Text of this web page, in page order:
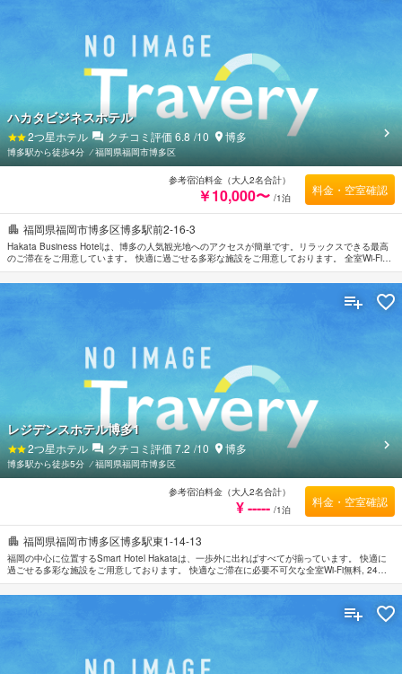
福岡県福岡市博多区博多駅前2-16-3
Hakata Business Hotelは、博多の人気観光地へのアクセスが簡単です。リラックスできる最高
のご滞在をご用意しています。 快適に過ごせる多彩な施設をご用意しております。 全室Wi-Fi無
料, ビジネスセンター（FAX/写真コピー）などの館内施設を思う存分ご活用ください。 お部屋に
はお客様の快適な睡眠をサポートするための設備を整えております。無料Wi-Fi , 禁煙/喫煙ポリ
シー：全室禁煙などを備えたお部屋もご用意しています。 ご滞在をより楽しくお過ごしいただ
くため、マッサージなどのリラクゼーションサービスを完備しています。 福岡市内中心に位置
ハカタビジネスホテル
2つ星ホテル クチコミ評価6.8 /10 博多
博多駅から徒歩4分 ⁄福岡県福岡市博多区
参考宿泊料金（大人2名合計）
￥10,000〜 /1泊
料金・空室確認
福岡県福岡市博多区博多駅東1-14-13
福岡の中心に位置するSmart Hotel Hakataは、一歩外に出ればすべてが揃っています。 快適に
過ごせる多彩な施設をご用意しております。 快適なご滞在に必要不可欠な全室Wi-Fi無料, 24時
間セキュリティ, コインランドリー, ポケットWi-Fiレンタル, 郵便サービスなどの設備・サービス
を完備しています。 ルームタイプにより空気洗浄機, カーペット, 清掃用具, 洋服掛け, ドレッシ
ングルームなどをご用意しております。 当施設ではさまざまなレクリエーションをご体験いた
だけます。 行き届いたサービスとプロフェッショナルな姿勢でSmart Hotel Hakataのスタッフ
レジデンスホテル博多1
2つ星ホテル クチコミ評価7.2 /10 博多
博多駅から徒歩5分 ⁄福岡県福岡市博多区
参考宿泊料金（大人2名合計）
¥ ----- /1泊
料金・空室確認